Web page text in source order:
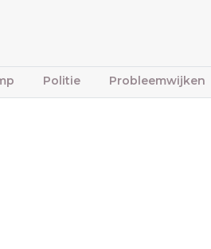
Politie Probleemwijken